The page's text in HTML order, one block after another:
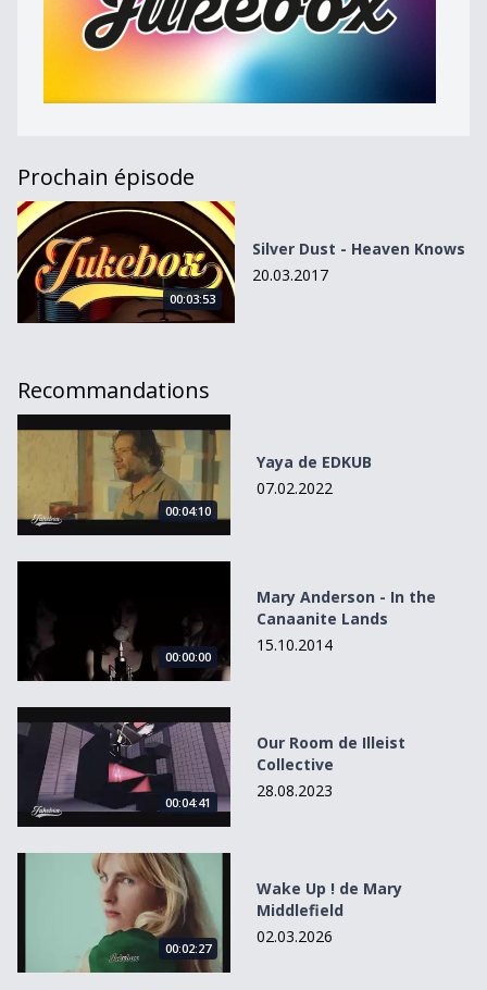
Prochain épisode
Silver Dust - Heaven Knows
00:03:53
Silver Dust - Heaven Knows
20.03.2017
Recommandations
Yaya de EDKUB
00:04:10
Yaya de EDKUB
07.02.2022
00:00:00
Mary Anderson - In the
Canaanite Lands
15.10.2014
Our Room de Illeist Collective
00:04:41
Our Room de Illeist
Collective
28.08.2023
Wake Up ! de Mary Middlefield
00:02:27
Wake Up ! de Mary
Middlefield
02.03.2026